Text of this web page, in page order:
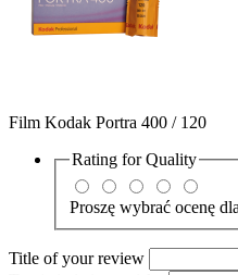
Film Kodak Portra 400 / 120
Rating forQuality
Proszę wybrać ocenę
Title of your review